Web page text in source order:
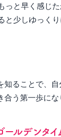
っと早く感じ
と少しゆっく
知ることで、
う第一歩にな
ールデンタイ